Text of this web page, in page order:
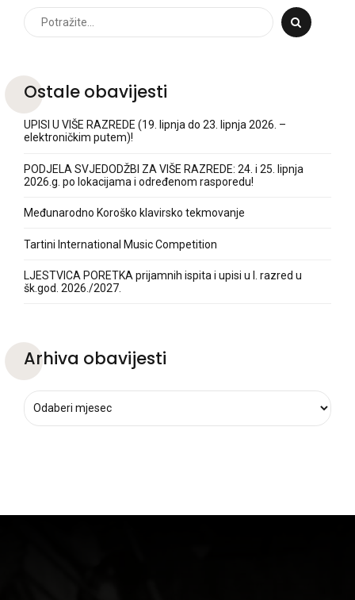
Ostale obavijesti
UPISI U VIŠE RAZREDE (19. lipnja do 23. lipnja 2026. –
elektroničkim putem)!
PODJELA SVJEDODŽBI ZA VIŠE RAZREDE: 24. i 25. lipnja
2026.g. po lokacijama i određenom rasporedu!
Međunarodno Koroško klavirsko tekmovanje
Tartini International Music Competition
LJESTVICA PORETKA prijamnih ispita i upisi u I. razred u
šk.god. 2026./2027.
Arhiva obavijesti